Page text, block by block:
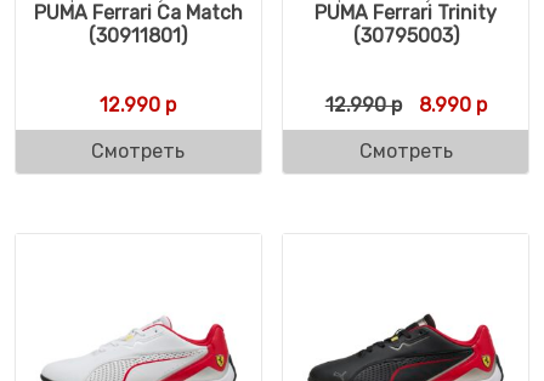
PUMA Ferrari Ca Match
(30911801)
12.990 р
Смотреть
PUMA Ferrari Trinity
(30795003)
12.990р 8.990р
Смотреть